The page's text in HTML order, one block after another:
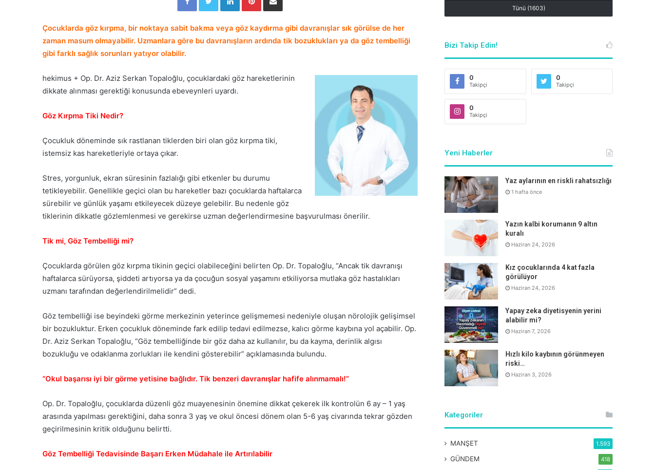
Çocuklarda göz kırpma, bir noktaya sabit bakma veya göz kaydırma gibi davranışlar sık görülse de her
zaman masum olmayabilir. Uzmanlara göre bu davranışların ardında tik bozuklukları ya da göz tembelliği
gibi farklı sağlık sorunları yatıyor olabilir.
hekimus + Op. Dr. Aziz Serkan Topaloğlu, çocuklardaki göz hareketlerinin
dikkate alınması gerektiği konusunda ebeveynleri uyardı.
Göz Kırpma Tiki Nedir?
Çocukluk döneminde sık rastlanan tiklerden biri olan göz kırpma tiki,
istemsiz kas hareketleriyle ortaya çıkar.
Stres, yorgunluk, ekran süresinin fazlalığı gibi etkenler bu durumu
tetikleyebilir. Genellikle geçici olan bu hareketler bazı çocuklarda haftalarca
sürebilir ve günlük yaşamı etkileyecek düzeye gelebilir. Bu nedenle göz
tiklerinin dikkatle gözlemlenmesi ve gerekirse uzman değerlendirmesine başvurulması önerilir.
Tik mi, Göz Tembelliği mi?
Çocuklarda görülen göz kırpma tikinin geçici olabileceğini belirten Op. Dr. Topaloğlu, “Ancak tik davranışı
haftalarca sürüyorsa, şiddeti artıyorsa ya da çocuğun sosyal yaşamını etkiliyorsa mutlaka göz hastalıkları
uzmanı tarafından değerlendirilmelidir” dedi.
Göz tembelliği ise beyindeki görme merkezinin yeterince gelişmemesi nedeniyle oluşan nörolojik gelişimsel
bir bozukluktur. Erken çocukluk döneminde fark edilip tedavi edilmezse, kalıcı görme kaybına yol açabilir. Op.
Dr. Aziz Serkan Topaloğlu, “Göz tembelliğinde bir göz daha az kullanılır, bu da kayma, derinlik algısı
bozukluğu ve odaklanma zorlukları ile kendini gösterebilir” açıklamasında bulundu.
“Okul başarısı iyi bir görme yetisine bağlıdır. Tik benzeri davranışlar hafife alınmamalı!”
Op. Dr. Topaloğlu, çocuklarda düzenli göz muayenesinin önemine dikkat çekerek ilk kontrolün 6 ay – 1 yaş
arasında yapılması gerektiğini, daha sonra 3 yaş ve okul öncesi dönem olan 5-6 yaş civarında tekrar gözden
geçirilmesinin kritik olduğunu belirtti.
Göz Tembelliği Tedavisinde Başarı Erken Müdahale ile Artırılabilir
Tünü (1603)
Bizi Takip Edin!
0
Takipçi
0
Takipçi
0
Takipçi
Yeni Haberler
Yaz aylarının en riskli rahatsızlığı
1 hafta önce
Yazın kalbi korumanın 9 altın
kuralı
Haziran 24, 2026
Kız çocuklarında 4 kat fazla
görülüyor
Haziran 24, 2026
Yapay zeka diyetisyenin yerini
alabilir mi?
Haziran 7, 2026
Hızlı kilo kaybının görünmeyen
riski…
Haziran 3, 2026
Kategoriler
MANŞET 1.593
GÜNDEM 418